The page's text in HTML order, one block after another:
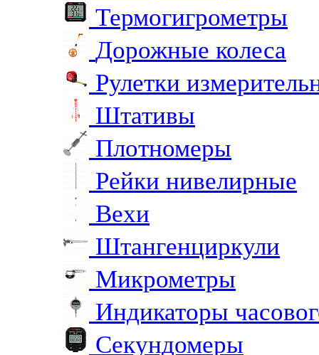
Термогигрометры
Дорожные колеса
Рулетки
Штативы
Плотномеры
Рейки нивелирные
Вехи
Штангенциркули
Микрометры
Индикаторы
Секундомеры